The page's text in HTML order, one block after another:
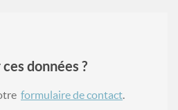
données ?
formulaire de contact.